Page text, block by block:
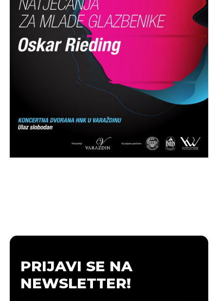
PRIJAVI SE NA
NEWSLETTER!